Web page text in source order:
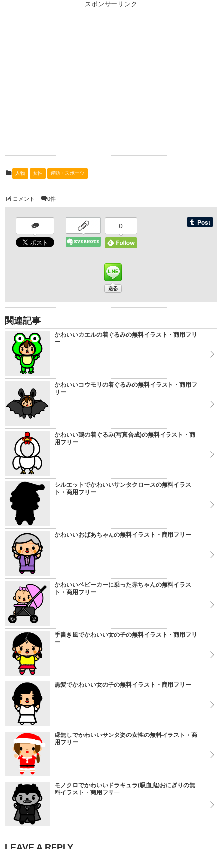
スポンサーリンク
人物 女性 運動・スポーツ
コメント 0件
0
関連記事
かわいいカエルの着ぐるみの無料イラスト・商用フリ
ー
かわいいコウモリの着ぐるみの無料イラスト・商用フ
リー
かわいい鶏の着ぐるみ(写真合成)の無料イラスト・商
用フリー
シルエットでかわいいサンタクロースの無料イラス
ト・商用フリー
かわいいおばあちゃんの無料イラスト・商用フリー
かわいいベビーカーに乗った赤ちゃんの無料イラス
ト・商用フリー
手書き風でかわいい女の子の無料イラスト・商用フリ
ー
黒髪でかわいい女の子の無料イラスト・商用フリー
縁無しでかわいいサンタ姿の女性の無料イラスト・商
用フリー
モノクロでかわいいドラキュラ(吸血鬼)おにぎりの無
料イラスト・商用フリー
LEAVE A REPLY